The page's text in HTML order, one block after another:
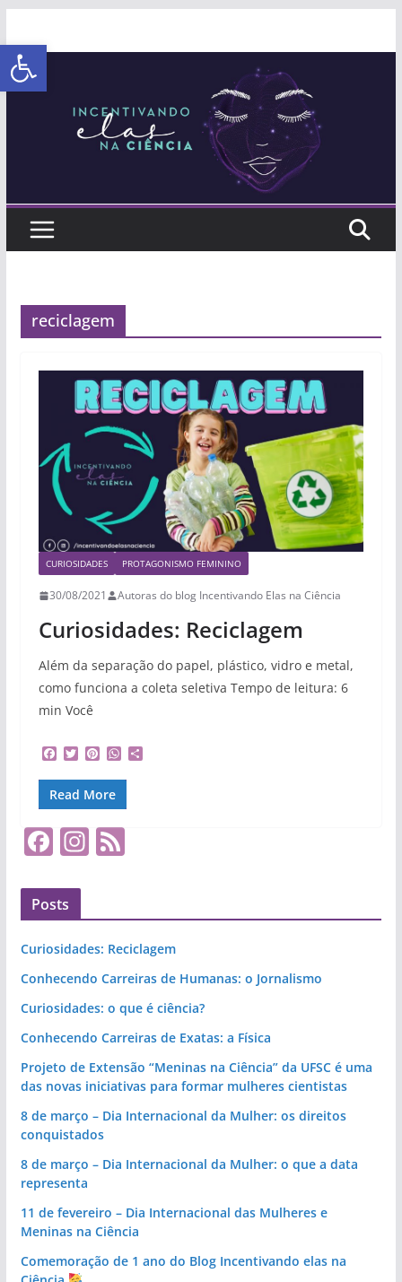
Abrir a barra de ferramentas
reciclagem
CURIOSIDADES PROTAGONISMO FEMININO
30/08/2021 Autoras do blog Incentivando Elas na Ciência
Curiosidades: Reciclagem
Além da separação do papel, plástico, vidro e metal,
como funciona a coleta seletiva Tempo de leitura: 6
min Você
F
c
e
b
o
o
k
T
i
t
t
e
r
P
n
t
e
r
e
s
W
a
s
A
p
S
Read More
F
c
e
b
o
o
k
In
gr
a
m
F
d
Posts
Curiosidades: Reciclagem
Conhecendo Carreiras de Humanas: o Jornalismo
Curiosidades: o que é ciência?
Conhecendo Carreiras de Exatas: a Física
Projeto de Extensão “Meninas na Ciência” da UFSC é uma
das novas iniciativas para formar mulheres cientistas
8 de março – Dia Internacional da Mulher: os direitos
conquistados
8 de março – Dia Internacional da Mulher: o que a data
representa
11 de fevereiro – Dia Internacional das Mulheres e
Meninas na Ciência
Comemoração de 1 ano do Blog Incentivando elas na